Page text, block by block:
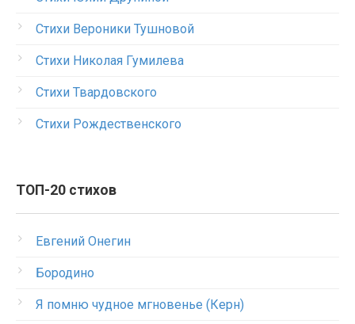
Стихи Вероники Тушновой
Стихи Николая Гумилева
Стихи Твардовского
Стихи Рождественского
ТОП-20 стихов
Евгений Онегин
Бородино
Я помню чудное мгновенье (Керн)